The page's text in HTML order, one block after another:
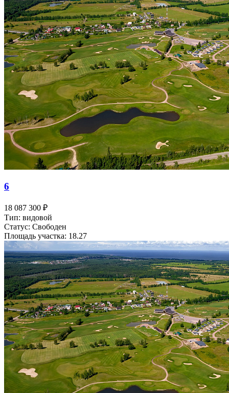
6
18 087 300 ₽
Тип: видовой
Статус: Свободен
Площадь участка: 18.27